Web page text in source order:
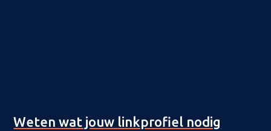
Weten wat jouw linkprofiel nodig